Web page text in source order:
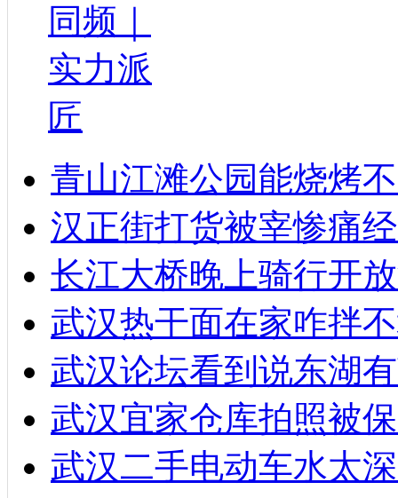
同频｜
实力派
匠
青山江滩公园能烧烤
汉正街打货被宰惨痛
长江大桥晚上骑行开
武汉热干面在家咋拌
武汉论坛看到说东湖
武汉宜家仓库拍照被
武汉二手电动车水太